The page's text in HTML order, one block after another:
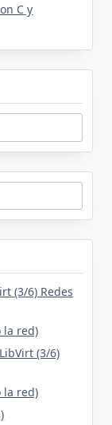
C y
(3/6) Redes
la red)
(3/6)
la red)